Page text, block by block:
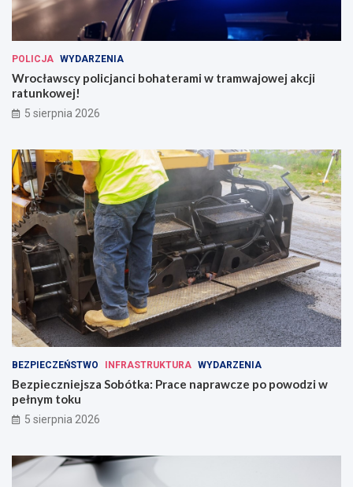
POLICJA WYDARZENIA
Wrocławscy policjanci bohaterami w tramwajowej akcji
ratunkowej!
5 sierpnia 2026
BEZPIECZEŃSTWO INFRASTRUKTURA WYDARZENIA
Bezpieczniejsza Sobótka: Prace naprawcze po powodzi w
pełnym toku
5 sierpnia 2026